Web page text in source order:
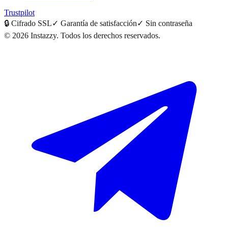
Trustpilot
🔒 Cifrado SSL✓ Garantía de satisfacción✓ Sin contraseña
© 2026 Instazzy. Todos los derechos reservados.